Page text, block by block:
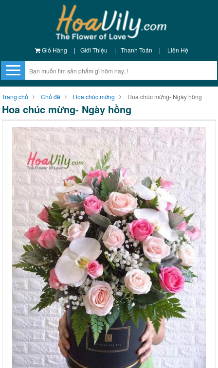
Giỏ Hàng | Giới Thiệu | Thanh Toán | Liên Hệ
Trang chủ Chủ đề Hoa chúc mừng Hoa chúc mừng- Ngày hồng
Hoa chúc mừng- Ngày hồng